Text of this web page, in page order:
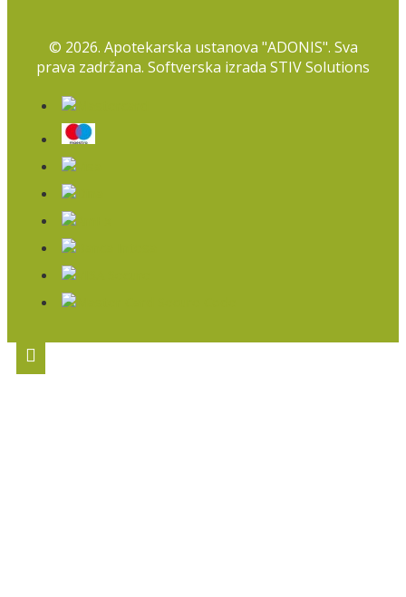
© 2026. Apotekarska ustanova "ADONIS". Sva
prava zadržana. Softverska izrada STIV Solutions